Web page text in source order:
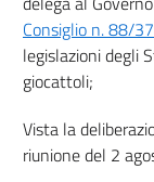
Allegato V
Allegato V
Consiglio n. 88/
legislazioni degli
giocattoli;
Vista la
riunione del 2